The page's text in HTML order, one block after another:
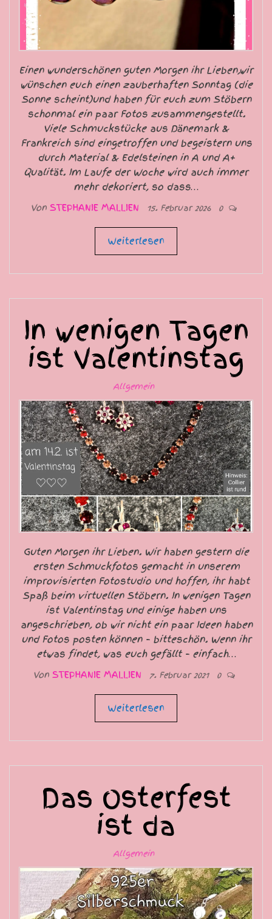
Einen wunderschönen guten Morgen ihr Lieben,wir
wünschen euch einen zauberhaften Sonntag (die
Sonne scheint)und haben für euch zum Stöbern
schonmal ein paar Fotos zusammengestellt.
Viele Schmuckstücke aus Dänemark &
Frankreich sind eingetroffen und begeistern uns
durch Material & Edelsteinen in A und A+
Qualität. Im Laufe der Woche wird auch immer
mehr dekoriert, so dass…
Von STEPHANIE MALLIEN 15. Februar 2026 0
Weiterlesen
In wenigen Tagen
ist Valentinstag
Allgemein
Guten Morgen ihr Lieben. Wir haben gestern die
ersten Schmuckfotos gemacht in unserem
improvisierten Fotostudio und hoffen, ihr habt
Spaß beim virtuellen Stöbern. In wenigen Tagen
ist Valentinstag und einige haben uns
angeschrieben, ob wir nicht ein paar Ideen haben
und Fotos posten können – bitteschön. Wenn ihr
etwas findet, was euch gefällt – einfach…
Von STEPHANIE MALLIEN 7. Februar 2021 0
Weiterlesen
Das Osterfest
ist da
Allgemein